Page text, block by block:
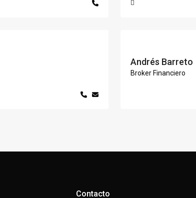
Andrés Barreto
Broker Financiero
Contacto